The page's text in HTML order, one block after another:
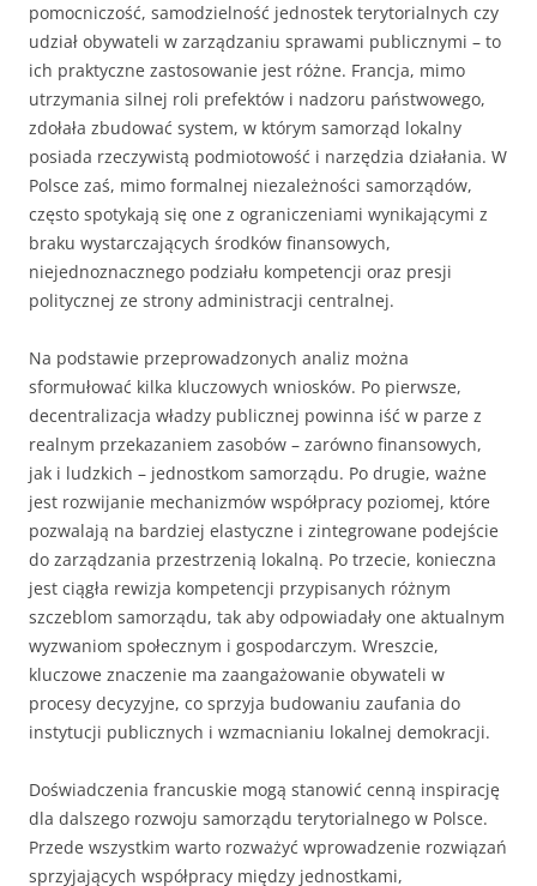
pomocniczość, samodzielność jednostek terytorialnych czy
udział obywateli w zarządzaniu sprawami publicznymi – to
ich praktyczne zastosowanie jest różne. Francja, mimo
utrzymania silnej roli prefektów i nadzoru państwowego,
zdołała zbudować system, w którym samorząd lokalny
posiada rzeczywistą podmiotowość i narzędzia działania. W
Polsce zaś, mimo formalnej niezależności samorządów,
często spotykają się one z ograniczeniami wynikającymi z
braku wystarczających środków finansowych,
niejednoznacznego podziału kompetencji oraz presji
politycznej ze strony administracji centralnej.
Na podstawie przeprowadzonych analiz można
sformułować kilka kluczowych wniosków. Po pierwsze,
decentralizacja władzy publicznej powinna iść w parze z
realnym przekazaniem zasobów – zarówno finansowych,
jak i ludzkich – jednostkom samorządu. Po drugie, ważne
jest rozwijanie mechanizmów współpracy poziomej, które
pozwalają na bardziej elastyczne i zintegrowane podejście
do zarządzania przestrzenią lokalną. Po trzecie, konieczna
jest ciągła rewizja kompetencji przypisanych różnym
szczeblom samorządu, tak aby odpowiadały one aktualnym
wyzwaniom społecznym i gospodarczym. Wreszcie,
kluczowe znaczenie ma zaangażowanie obywateli w
procesy decyzyjne, co sprzyja budowaniu zaufania do
instytucji publicznych i wzmacnianiu lokalnej demokracji.
Doświadczenia francuskie mogą stanowić cenną inspirację
dla dalszego rozwoju samorządu terytorialnego w Polsce.
Przede wszystkim warto rozważyć wprowadzenie rozwiązań
sprzyjających współpracy między jednostkami,